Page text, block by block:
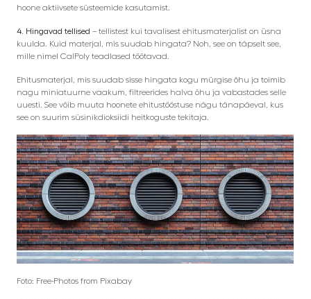
hoone aktiivsete süsteemide kasutamist.
4. Hingavad tellised – tellistest kui tavalisest ehitusmaterjalist on üsna
kuulda. Kuid materjal, mis suudab hingata? Noh, see on täpselt see,
mille nimel CalPoly teadlased töötavad.
Ehitusmaterjal, mis suudab sisse hingata kogu mürgise õhu ja toimib
nagu miniatuurne vaakum, filtreerides halva õhu ja vabastades selle
uuesti. See võib muuta hoonete ehitustööstuse nägu tänapäeval, kus
see on suurim süsinikdioksiidi heitkoguste tekitaja.
Foto: Free-Photos from Pixabay